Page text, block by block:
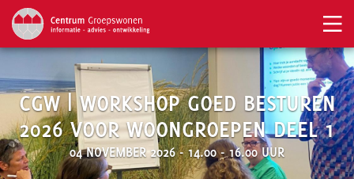
CGW | WORKSHOP GOED BESTUREN
2026 VOOR WOONGROEPEN DEEL 1
04 NOVEMBER 2026 - 14.00 - 16.00 UUR